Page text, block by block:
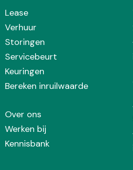
Lease
Verhuur
Storingen
Servicebeurt
Keuringen
Bereken inruilwaarde
Over ons
Werken bij
Kennisbank